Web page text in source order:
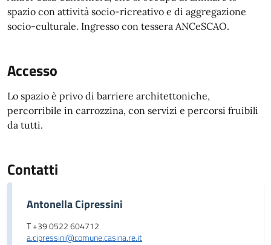
spazio con attività socio-ricreativo e di aggregazione
socio-culturale. Ingresso con tessera ANCeSCAO.
Accesso
Lo spazio è privo di barriere architettoniche,
percorribile in carrozzina, con servizi e percorsi fruibili
da tutti.
Contatti
Antonella Cipressini
T +39 0522 604712
a.cipressini@comune.casina.re.it